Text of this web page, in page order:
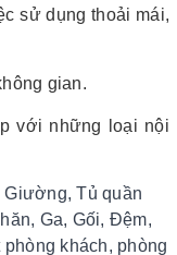
sử dụng thoải mái,
gian.
với những loại nội
Giường, Tủ quần
Ga, Gối, Đệm,
khách, phòng